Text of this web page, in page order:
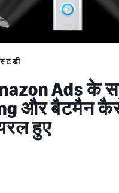
Ads के
और बैटमैन
हुए